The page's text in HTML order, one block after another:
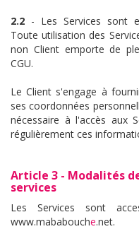
2.2 - Les Services sont
Toute utilisation des
non Client emporte de
CGU.
Le Client s'engage à
ses coordonnées
nécessaire à l'accès aux
régulièrement ces
Article 3 - Modalités
services
Les Services sont
www.mababouche.net.